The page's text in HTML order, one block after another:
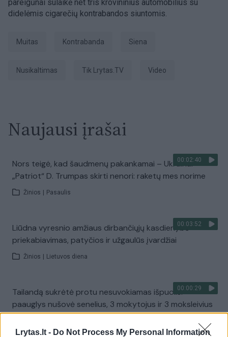
Lrytas.lt - Do Not Process My Personal Information
pareigūnai sulaikė net tris krovininius automobilius su
didelėmis cigarečių kontrabandos siuntomis.
Muitas Kontrabanda siena
Nusikaltimas tik Lrytas.TV Video
Naujausi įrašai
00:02:40
Nors teigė, kad šaudmenų pakankamai – Ukrainai
„Patriot“ D. Trumpas skirti nenori: raketų mes norime
Žinios Pasaulis
00:03:52
Liūdna vyresnio amžiaus dirbančiųjų kasdienybė –
priekabiavimas, patyčios ir užgaulūs įvardžiai
Žinios Lietuvos diena
00:00:29
Tailandą sukrėtė protu nesuvokiamas išpuolis:
paauglys nušovė senelius, 3 mokytojus ir 3 moksleivius